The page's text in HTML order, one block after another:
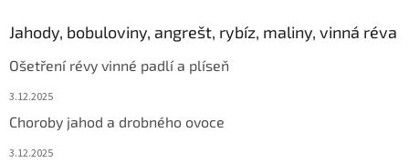
Jahody, bobuloviny, angrešt, rybíz, maliny, vinná réva
Ošetření révy vinné padlí a plíseň
3.12.2025
Choroby jahod a drobného ovoce
3.12.2025